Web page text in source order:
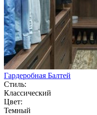
Гардеробная Балтей
Стиль:
Классический
Цвет:
Темный